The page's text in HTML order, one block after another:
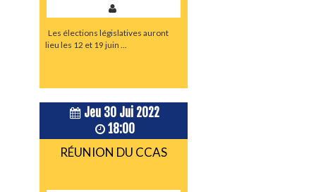
Les élections législatives auront
lieu les 12 et 19 juin ...
Jeu 30 Jui 2022
18:00
RÉUNION DU CCAS